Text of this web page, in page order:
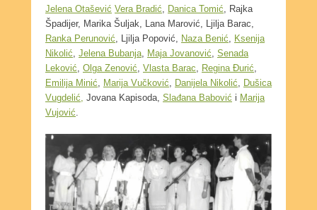
Jelena Otašević Vera Bradić Danica Tomić , Rajka
Špadijer, Marika Šuljak, Lana Marović, Ljilja Barac,
Ranka Perunović , Ljilja Popović, Naza Benić
Ksenija
Nikolić Jelena Bubanja Maja Jovanović Senada
Leković Olga Zenović Vlasta Barac Regina Đurić
Emilija Minić
Marija Vučković Danijela Nikolić
Dušica
Vugdelić, Jovana Kapisoda, Slađana Babović i Marija
Vujović